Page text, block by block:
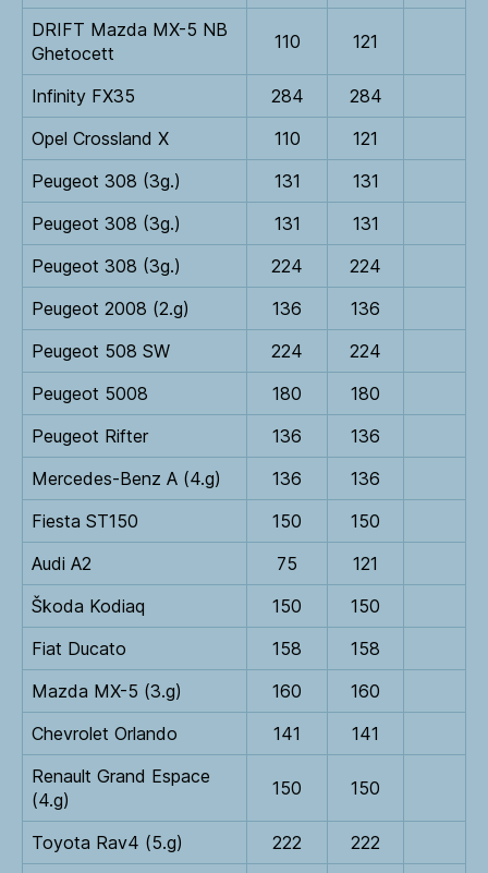
DRIFT Mazda MX-5 NB
Ghetocett
110 121
Infinity FX35 284
284
Opel Crossland X
110
121
Peugeot 308 (3g.)
131
131
Peugeot 308 (3g.)
131
131
Peugeot 308 (3g.)
224
224
Peugeot 2008 (2.g)
136
136
Peugeot 508 SW
224
224
Peugeot 5008
180
180
Peugeot Rifter
136
136
Mercedes-Benz A (4.g)
136
136
Fiesta ST150
150
150
Audi A2
75
121
Škoda Kodiaq
150
150
Fiat Ducato
158
158
Mazda MX-5 (3.g)
160
160
Chevrolet Orlando
141
141
Renault Grand Espace
(4.g)
150 150
Toyota Rav4 (5.g) 222
222